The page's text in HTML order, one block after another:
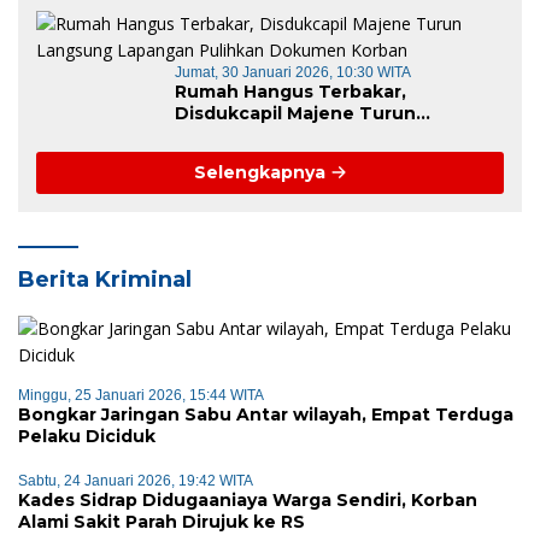
Jumat, 30 Januari 2026, 10:30 WITA
Rumah Hangus Terbakar,
Disdukcapil Majene Turun
Dokumen Korban
Selengkapnya
Berita Kriminal
Minggu, 25 Januari 2026, 15:44 WITA
Bongkar Jaringan Sabu Antar wilayah, Empat Terduga
Pelaku Diciduk
Sabtu, 24 Januari 2026, 19:42 WITA
Kades Sidrap Didugaaniaya Warga Sendiri, Korban
Alami Sakit Parah Dirujuk ke RS